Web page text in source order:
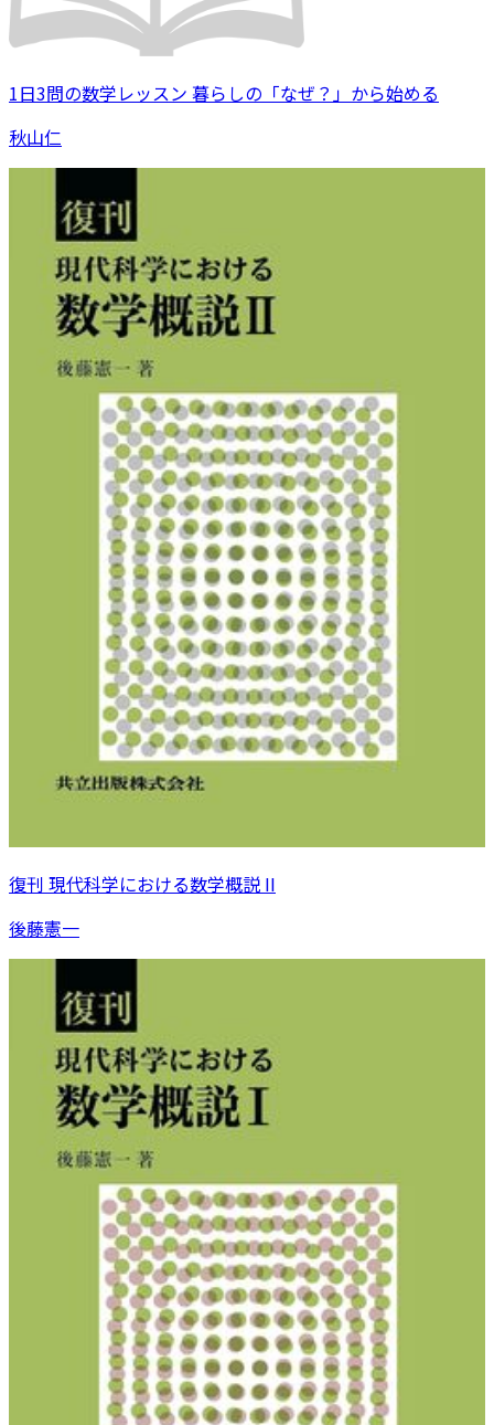
1日3問の数学レッスン 暮らしの「なぜ？」から始める
秋山仁
復刊 現代科学における数学概説 II
後藤憲一